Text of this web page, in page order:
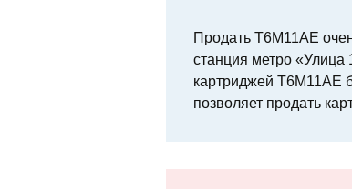
Продать T6M11AE
станция метро «Улица
картриджей T6M11AE
позволяет продать